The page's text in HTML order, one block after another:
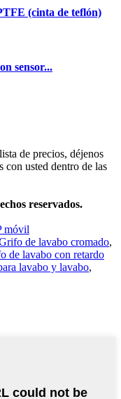
(cinta de teflón)
sensor...
de precios, déjenos
con usted dentro de las
reservados.
móvil
de lavabo cromado,
de lavabo con retardo
lavabo y lavabo,